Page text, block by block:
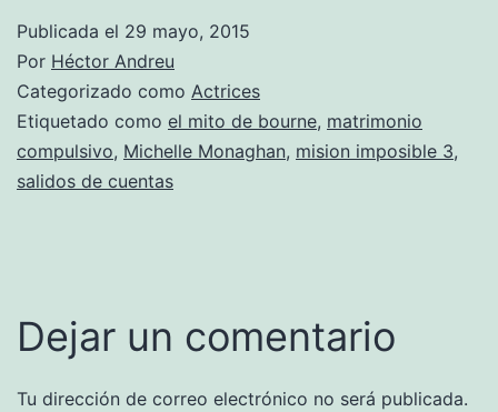
Publicada el 29 mayo, 2015
Por Héctor Andreu
Categorizado como Actrices
Etiquetado como el mito de bourne, matrimonio
compulsivo, Michelle Monaghan, mision imposible 3,
salidos de cuentas
Dejar un comentario
Tu dirección de correo electrónico no será publicada.